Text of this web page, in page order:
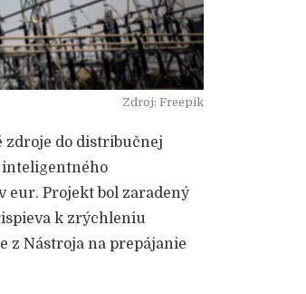
Zdroj: Freepik
zdroje do distribučnej
eur. Projekt bol zaradený
k zrýchleniu
z Nástroja na prepájanie